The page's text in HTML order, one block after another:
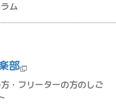
ム
部
・フリーターの方のしご